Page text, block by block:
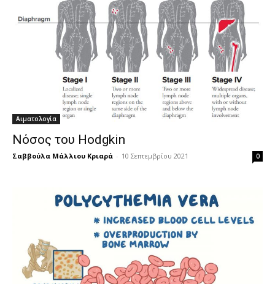
Αιματολογία
Νόσος του Hodgkin
Σαββούλα Μάλλιου Κριαρά - 10 Σεπτεμβρίου 2021 0